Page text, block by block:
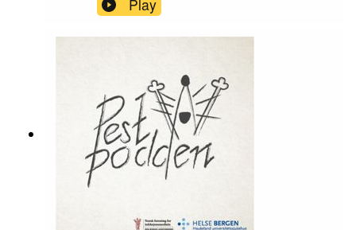
infeksjonsmedisinske krystallkulen og lære mer
om antibiotikautvikling.
Play